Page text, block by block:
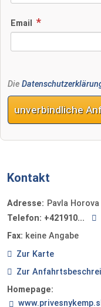
Email
Die
unverbindliche
Kontakt
Adresse: Pavla Horova
Telefon: +421910...
Fax: keine Angabe
Zur Karte
Zur
Homepage: